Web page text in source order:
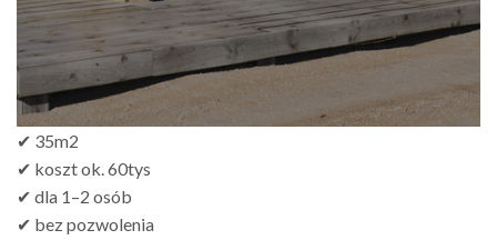
✔ 35m2
✔ koszt ok. 60tys
✔ dla 1–2 osób
✔ bez pozwolenia